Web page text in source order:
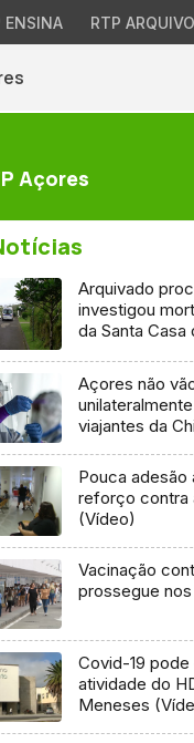
ENSINA RTP
Açores
Arquivado
investigou
da Santa
Açores não
viajantes da
Pouca adesão
reforço contra
(Vídeo)
Vacinação
prossegue
Covid-19
atividade do
Meneses